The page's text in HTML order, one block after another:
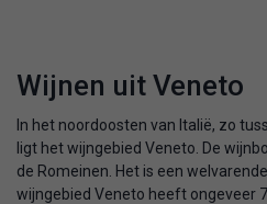
Wijnen uit Veneto
In het noordoosten van Italië, zo
ligt het wijngebied Veneto. De
de Romeinen. Het is een
wijngebied Veneto heeft ongeveer